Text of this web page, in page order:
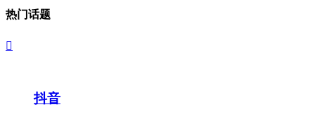
热门话题

抖音